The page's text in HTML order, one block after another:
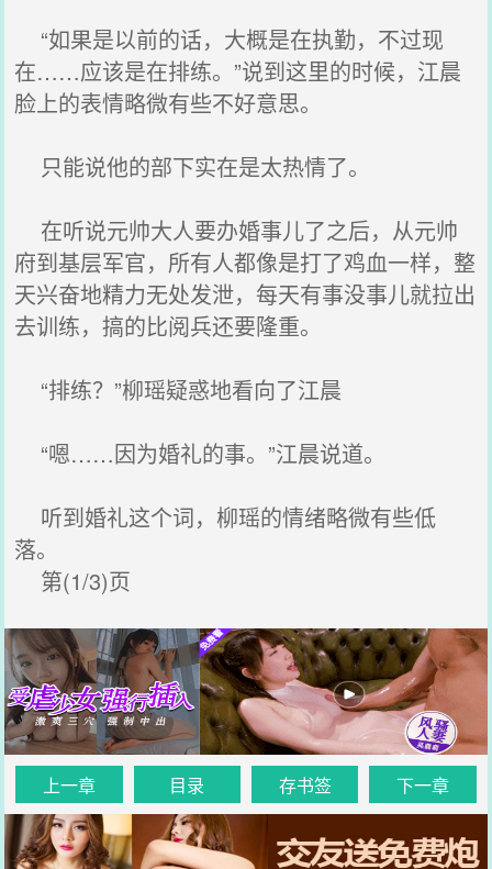
“如果是以前的话，大概是在执勤，不过现
在……应该是在排练。”说到这里的时候，江晨
脸上的表情略微有些不好意思。
只能说他的部下实在是太热情了。
在听说元帅大人要办婚事儿了之后，从元帅
府到基层军官，所有人都像是打了鸡血一样，整
天兴奋地精力无处发泄，每天有事没事儿就拉出
去训练，搞的比阅兵还要隆重。
“排练？”柳瑶疑惑地看向了江晨
“嗯……因为婚礼的事。”江晨说道。
听到婚礼这个词，柳瑶的情绪略微有些低
落。
第(1/3)页
上一章 目录 存书签 下一章